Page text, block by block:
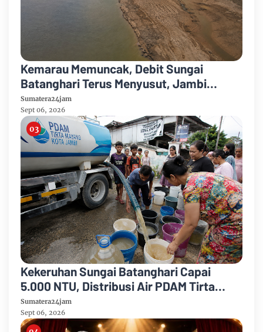
Kemarau Memuncak, Debit Sungai
Batanghari Terus Menyusut, Jambi
Hadapi Ancaman Krisis Air Bersih dan
Karhutla
Sumatera24jam
Sept 06, 2026
Kekeruhan Sungai Batanghari Capai
5.000 NTU, Distribusi Air PDAM Tirta
Mayang di Sejumlah Wilayah Terganggu
Sumatera24jam
Sept 06, 2026